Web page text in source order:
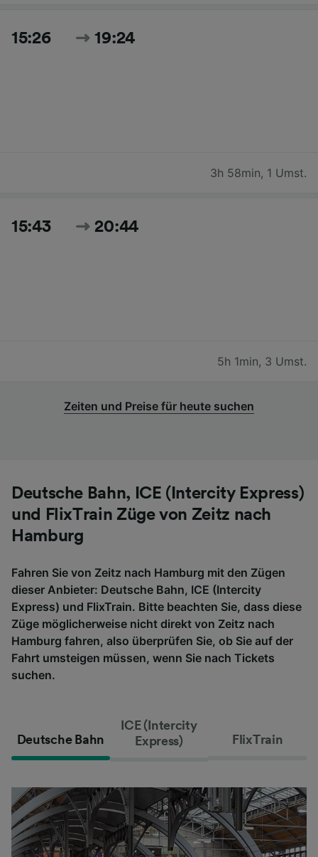
15:26 19:24
3h 58min, 1 Umst.
15:43 20:44
5h 1min, 3 Umst.
Zeiten und Preise für heute suchen
Deutsche Bahn, ICE (Intercity Express)
und FlixTrain Züge von Zeitz nach
Hamburg
Fahren Sie von Zeitz nach Hamburg mit den Zügen
dieser Anbieter: Deutsche Bahn, ICE (Intercity
Express) und FlixTrain. Bitte beachten Sie, dass diese
Züge möglicherweise nicht direkt von Zeitz nach
Hamburg fahren, also überprüfen Sie, ob Sie auf der
Fahrt umsteigen müssen, wenn Sie nach Tickets
suchen.
Deutsche Bahn
ICE (Intercity
Express)
FlixTrain